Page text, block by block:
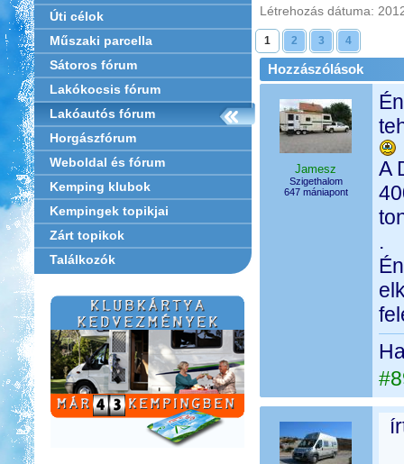
Úti célok
Műszaki parcella
Sátoros fórum
Lakókocsis fórum
Lakóautós fórum
Horgászfórum
Weboldal és fórum
Kemping klubok
Kempingek topikjai
Zárt topikok
Találkozók
Létrehozás dátuma:
1 2 3 4
Hozzászólások
Jamesz
Szigethalom
647 mániapont
A
.